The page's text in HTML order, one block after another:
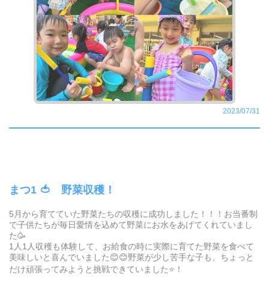
2023/07/31
まつ1 🍅 野菜収穫！
5月から育てていた野菜たちの収穫に成功しました！！！お当番制
で子供たちが毎日愛情を込めて野菜にお水をあげてくれていまし
た🥳
1人1人収穫も体験して、お給食の時に実際に育てた野菜を食べて
美味しいと喜んでいました😊😊野菜が少し苦手な子も、ちょっと
だけ頑張ってみようと挑戦できていました⭐️！